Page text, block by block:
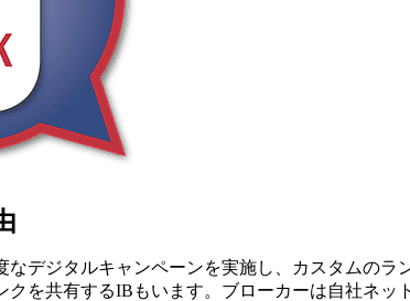
デジタルキャンペーンを実施し、カスタムのラ
を共有するIBもいます。ブローカーは自社ネ